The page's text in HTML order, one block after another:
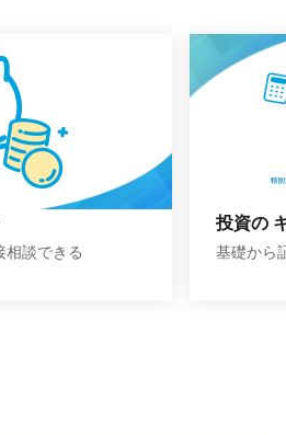
相談できる
投資の
基礎から